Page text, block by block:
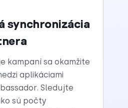
synchronizácia
kampaní sa okamžite
aplikáciami
Sledujte
sú počty